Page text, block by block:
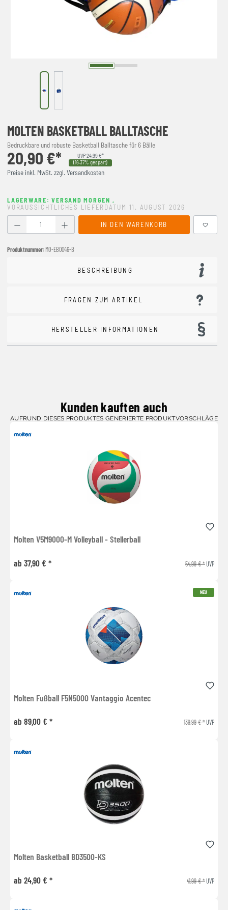
MOLTEN BASKETBALL BALLTASCHE
Bedruckbare und robuste Basketball Balltasche für 6 Bälle
20,90 €* UVP24,99 €*
(16.37% gespart)
Preise inkl. MwSt. zzgl. Versandkosten
LAGERWARE: VERSAND MORGEN
VORAUSSICHTLICHES LIEFERDATUM 11. AUGUST 2026
Produkt Anzahl: Gib den gewünschten Wert ein oder
IN DEN WARENKORB
Produktnummer: MO-EB0046-B
BESCHREIBUNG
FRAGEN ZUM ARTIKEL
HERSTELLER INFORMATIONEN
Kunden kauften auch
AUFRUND DIESES PRODUKTES GENERIERTE PRODUKTVORSCHLÄGE
Molten V5M9000-M Volleyball - Stellerball
ab 37,90 € * 54,99 € *UVP
NEU
Molten Fußball F5N5000 Vantaggio Acentec
ab 89,00 € * 139,99 € *UVP
Molten Basketball BD3500-KS
ab 24,90 € * 41,99 € *UVP